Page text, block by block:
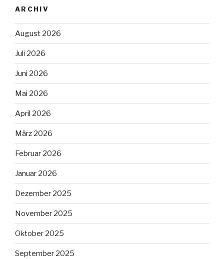
ARCHIV
August 2026
Juli 2026
Juni 2026
Mai 2026
April 2026
März 2026
Februar 2026
Januar 2026
Dezember 2025
November 2025
Oktober 2025
September 2025